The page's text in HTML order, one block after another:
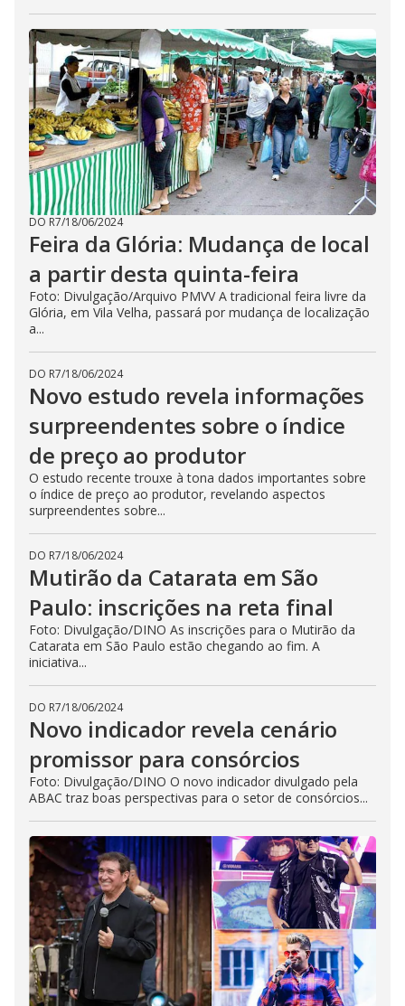
DO R7/18/06/2024
Feira da Glória: Mudança de local
a partir desta quinta-feira
Foto: Divulgação/Arquivo PMVV A tradicional feira livre da
Glória, em Vila Velha, passará por mudança de localização
a...
DO R7/18/06/2024
Novo estudo revela informações
surpreendentes sobre o índice
de preço ao produtor
O estudo recente trouxe à tona dados importantes sobre
o índice de preço ao produtor, revelando aspectos
surpreendentes sobre...
DO R7/18/06/2024
Mutirão da Catarata em São
Paulo: inscrições na reta final
Foto: Divulgação/DINO As inscrições para o Mutirão da
Catarata em São Paulo estão chegando ao fim. A
iniciativa...
DO R7/18/06/2024
Novo indicador revela cenário
promissor para consórcios
Foto: Divulgação/DINO O novo indicador divulgado pela
ABAC traz boas perspectivas para o setor de consórcios...